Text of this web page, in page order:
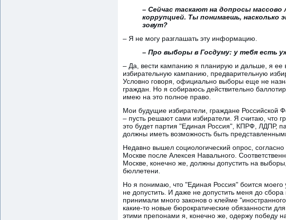
– Сейчас таскают на допросы
коррупцией. Ты понимаешь, насколько
зовут?
– Я не могу разглашать эту информацию.
– Про выборы в Госдуму: у тебя есть
– Да, вести кампанию я планирую и дальше, я ее
избирательную кампанию, предварительную
Условно говоря, официально выборы еще не
граждан. Но я собираюсь действительно
имею на это полное право.
Мои будущие избиратели, граждане
– пусть решают сами избиратели. Я считаю, что
это будет партия "Единая Россия", КПРФ, ЛДПР,
должны иметь возможность быть
Недавно вышел социологический опрос,
Москве после Алексея Навального.
Москве, конечно же, должны допустить на
бюллетени.
Но я понимаю, что "Единая Россия" боится моего
не допустить. И даже не допустить меня до
принимали много законов о клейме
какие-то новые бюрократические обязанности
этими препонами я, конечно же, одержу победу